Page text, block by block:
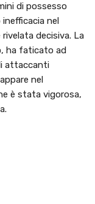
di possesso
nel
decisiva. La
ha faticato ad
attaccanti
nel
è stata vigorosa,